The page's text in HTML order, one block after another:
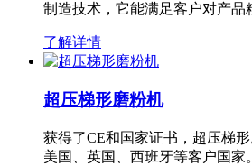
制造技术，它能满足客户对产
了解详情
超压梯形磨粉机
获得了CE和国家证书，超压梯形
美国、英国、西班牙等客户国家